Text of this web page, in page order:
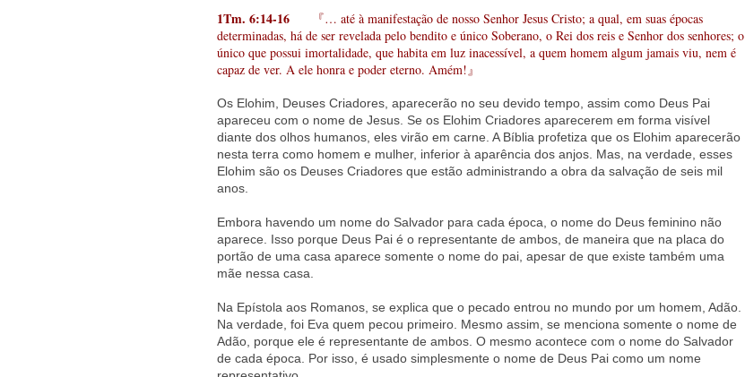
1Tm. 6:14-16
『… até à manifestação de nosso Senhor Jesus Cristo; a qual, em suas épocas
determinadas, há de ser revelada pelo bendito e único Soberano, o Rei dos reis e Senhor dos senhores; o
único que possui imortalidade, que habita em luz inacessível, a quem homem algum jamais viu, nem é
capaz de ver. A ele honra e poder eterno. Amém!』
Os Elohim, Deuses Criadores, aparecerão no seu devido tempo, assim como Deus Pai
apareceu com o nome de Jesus. Se os Elohim Criadores aparecerem em forma visível
diante dos olhos humanos, eles virão em carne. A Bíblia profetiza que os Elohim aparecerão
nesta terra como homem e mulher, inferior à aparência dos anjos. Mas, na verdade, esses
Elohim são os Deuses Criadores que estão administrando a obra da salvação de seis mil
anos.
Embora havendo um nome do Salvador para cada época, o nome do Deus feminino não
aparece. Isso porque Deus Pai é o representante de ambos, de maneira que na placa do
portão de uma casa aparece somente o nome do pai, apesar de que existe também uma
mãe nessa casa.
Na Epístola aos Romanos, se explica que o pecado entrou no mundo por um homem, Adão.
Na verdade, foi Eva quem pecou primeiro. Mesmo assim, se menciona somente o nome de
Adão, porque ele é representante de ambos. O mesmo acontece com o nome do Salvador
de cada época. Por isso, é usado simplesmente o nome de Deus Pai como um nome